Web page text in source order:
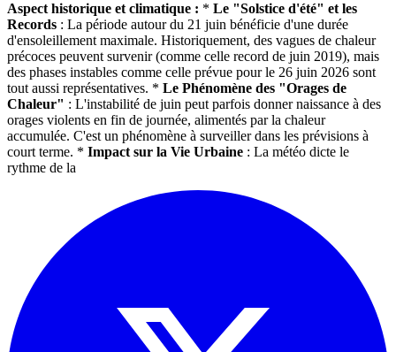
Aspect historique et climatique : * Le "Solstice d'été" et les
Records : La période autour du 21 juin bénéficie d'une durée
d'ensoleillement maximale. Historiquement, des vagues de chaleur
précoces peuvent survenir (comme celle record de juin 2019), mais
des phases instables comme celle prévue pour le 26 juin 2026 sont
tout aussi représentatives. * Le Phénomène des "Orages de
Chaleur" : L'instabilité de juin peut parfois donner naissance à des
orages violents en fin de journée, alimentés par la chaleur
accumulée. C'est un phénomène à surveiller dans les prévisions à
court terme. * Impact sur la Vie Urbaine : La météo dicte le
rythme de la